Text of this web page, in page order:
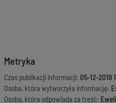
Metryka
Czas publikacji informacji: 05-12-2019
Osoba, która wytworzyła informację:
Osoba, która odpowiada za treść: